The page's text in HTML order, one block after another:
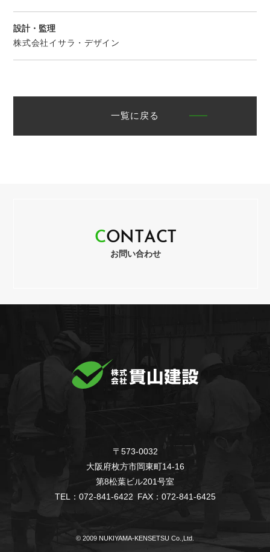
設計・監理
株式会社イサラ・デザイン
一覧に戻る
CON T AC T
お問い合わせ
〒573-0032
大阪府枚方市岡東町14-16
第8松葉ビル201号室
TEL：072-841-6422 FAX：072-841-6425
© 2009 NUKIYAMA-KENSETSU Co.,Ltd.